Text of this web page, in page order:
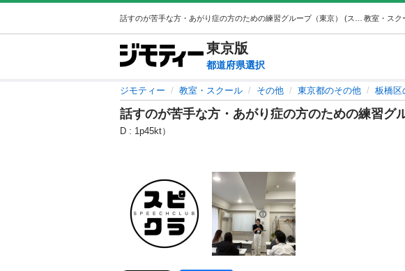
教室・スク
東京版
都道府県選択
ジモティー 教室・スクール その他 東京都のその他 板橋区
話すのが苦手な方・あがり症の方のための練習グ
D : 1p45kt）